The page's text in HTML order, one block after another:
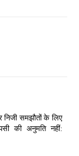
निजी समझौतों के लिए
की अनुमति नहीं: